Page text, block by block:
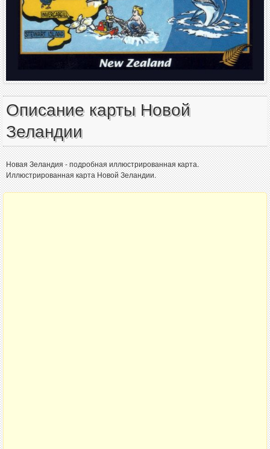
Описание карты Новой
Зеландии
Новая Зеландия - подробная иллюстрированная карта.
Иллюстрированная карта Новой Зеландии.